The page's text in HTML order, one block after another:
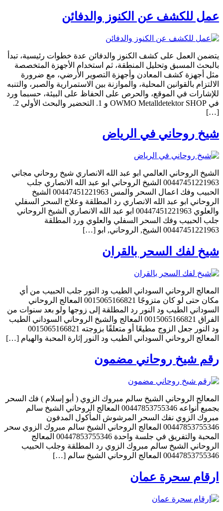
عمل للكشف عن الكنوز والدفائن
يتضمن العمل على كشف الكنوز والدفائن عدة خطوات رئيسية، تبدأ
بالبحث المسبق وتحليل المنطقة، ثم استخدام الأجهزة المتخصصة
مثل أجهزة كشف المعادن وأجهزة التصوير الأرضي، مع ضرورة
الالتزام بالقوانين المحلية، والموازنة بين الاستمرارية والصبر، والتنبه
للإشارات في الموقع، والحرص على الحفاظ على البيئة، حسبما ورد
في OWMO Metalldetektor SHOP و 1. التحضير والبحث الأولي 2.
[…]
شيخ روحاني في الرياض
الشيخ الروحاني العالمي ابو عبد الله الانصاري شيخ روحاني مجاني
00447451221963 الشيخ الروحاني ابو عبد الله الانصاري جلب
الحبيب وفك اعمال السحر والمس 00447451221963 الشيخ
الروحاني ابو عبد الله الانصاري رد المطلقة وعلاج السحر السفلي
والعلوي 00447451221963 ابو عبد الله الانصاري الشيخ الروحاني
جلب الحبيب وفك السحر السفلي والعلوي ورد المطلقة
00447451221963 الشيخ, الروحاني, ابو […]
شيخ لفك السحر بالقران
المعالج الروحاني السوداني الطيب ود النور جلب الحبيب من أي
مكان حتى لو كان متزوجًا 0015065166821 المعالج الروحاني
السوداني الطيب ود النور رد المطلقة إلى زوجها ولو بعد سنوات من
الفراق 0015065166821 المعالج والشيخ الروحاني السوداني الطيب
ود النور جعل الزوج مطيعًا أو متعلقًا بزوجته 0015065166821
المعالج الروحاني السوداني الطيب ود النور إثارة المحبة والهيام […]
رقم شيخ روحاني مضمون
المعالج الروحاني الشيخ سالم مبروك الزوي ( أبو إسلام ) فك السحر
بجميع أنواعه 00447853755346 المعالج الروحاني الشيخ سالم
مبروك الزوي نفك السحر المرشوش المأكول المدفون
00447853755346 المعالج الروحاني الشيخ سالم مبروك الزوي سحر
المحبة والتفريق في جلسة واحدة 00447853755346 المعالج
الروحاني الشيخ سالم مبروك الزوي رد المطلقة وجلب الحبيب
00447853755346 المعالج الروحاني الشيخ سالم […]
ارقام سحرة عمان